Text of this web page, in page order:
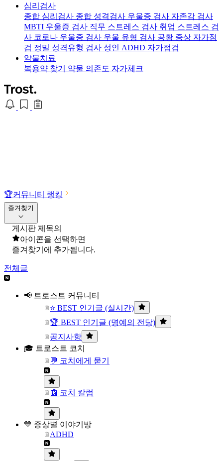
심리검사
종합 심리검사 종합 성격검사 우울증 검사 자존감 검사
MBTI 우울증 검사 직무 스트레스 검사 취업 스트레스 검
사 코로나 우울증 검사 우울 유형 검사 공황 증상 자가점
검 정밀 성격유형 검사 성인 ADHD 자가점검
약물치료
복용약 찾기 약물 의존도 자가체크
🏆커뮤니티 랭킹
즐겨찾기
게시판 제목의
아이콘을 선택하면
즐겨찾기에 추가됩니다.
전체글
📢 트로스트 커뮤니티
⭐ BEST 인기글 (실시간)
🏆 BEST 인기글 (명예의 전당)
공지사항
🎓 트로스트 코치
💬 코치에게 묻기
📰 코치 칼럼
💛 증상별 이야기방
ADHD